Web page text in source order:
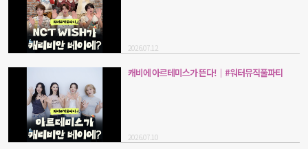
2026.07.12
캐비에 아르테미스가 뜬다!｜#워터뮤직풀파티
2026.07.10